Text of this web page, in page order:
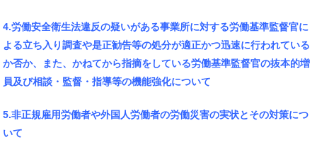
4.労働安全衛生法違反の疑いがある事業所に対する労働基準監督官に
よる立ち入り調査や是正勧告等の処分が適正かつ迅速に行われている
か否か、また、かねてから指摘をしている労働基準監督官の抜本的増
員及び相談・監督・指導等の機能強化について
5.非正規雇用労働者や外国人労働者の労働災害の実状とその対策につ
いて